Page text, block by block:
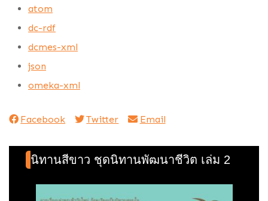
atom
dc-rdf
dcmes-xml
json
omeka-xml
Facebook Twitter Email
นิทานสีขาว ชุดนิทานพัฒนาชีวิต เล่ม 2